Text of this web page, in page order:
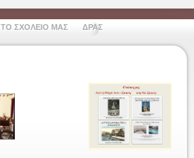
ΤΟ ΣΧΟΛΕΙΟ ΜΑΣ ΔΡΑΣΤΗΡΙΟΤΗΤΕΣ